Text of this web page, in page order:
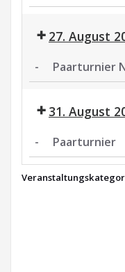
27. August
- Paarturnier
Nrbg.
Museum31. August
- Paarturnier
Paarturnier